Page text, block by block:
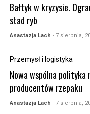
Bałtyk w kryzysie.
stad ryb
Anastazja Lach - 7 sierpnia,
Przemysł i logistyka
Nowa wspólna polityka
producentów rzepaku
Anastazja Lach - 7 sierpnia,